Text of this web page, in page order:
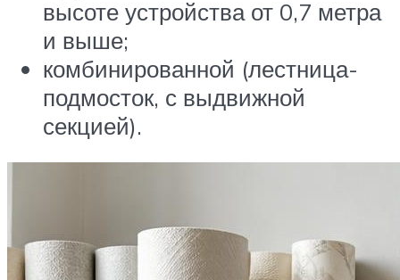
высоте устройства от 0,7 метра
и выше;
комбинированной (лестница-
подмосток, с выдвижной
секцией).